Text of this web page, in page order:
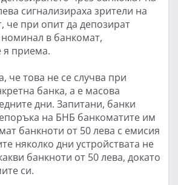
сигнализираха зрители на
че при опит да депозират
номинал в банкомат,
я приема.
че това не се случва при
банка, а е масова
дни. Запитани, банки
на БНБ банкоматите им
банкноти от 50 лева с емисия
няколко дни устройствата не
банкноти от 50 лева, докато
си.